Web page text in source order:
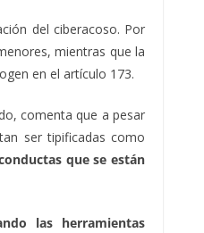
del ciberacoso. Por
mientras que la
en el artículo 173.
comenta que a pesar
ser tipificadas como
que se están
las herramientas